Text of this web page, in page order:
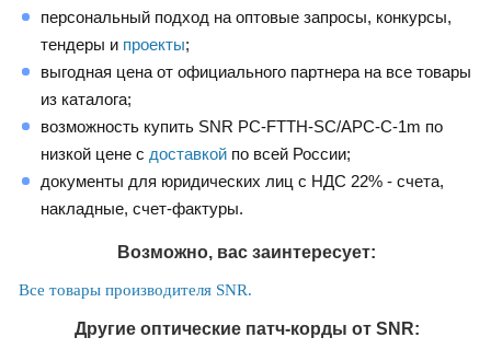
персональный подход на оптовые запросы, конкурсы,
тендеры и проекты;
выгодная цена от официального партнера на все товары
из каталога;
возможность купить SNR PC-FTTH-SC/APC-C-1m по
низкой цене с доставкой по всей России;
документы для юридических лиц с НДС 22% - счета,
накладные, счет-фактуры.
Возможно, вас заинтересует:
Все товары производителя SNR.
Другие оптические патч-корды от SNR: